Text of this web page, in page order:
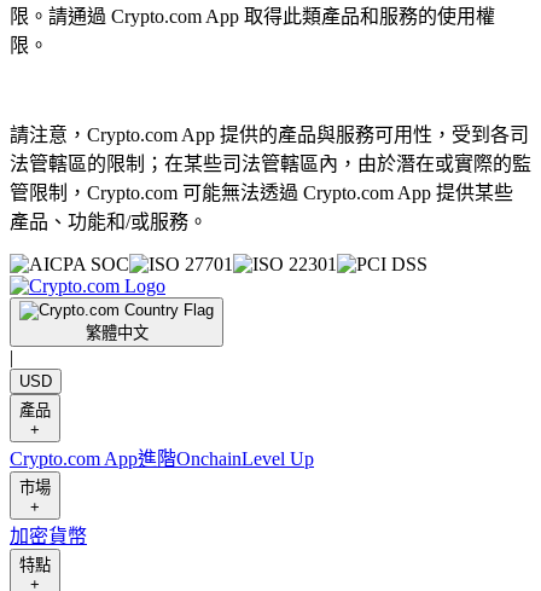
限。請通過 Crypto.com App 取得此類產品和服務的使用權
限。
請注意，Crypto.com App 提供的產品與服務可用性，受到各司
法管轄區的限制；在某些司法管轄區內，由於潛在或實際的監
管限制，Crypto.com 可能無法透過 Crypto.com App 提供某些
產品、功能和/或服務。
繁體中文
|
USD
產品
+
Crypto.com App進階OnchainLevel Up
市場
+
加密貨幣
特點
+